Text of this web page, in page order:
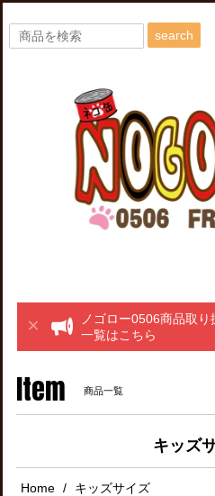
search
ノゴロー0506商品取
一覧はこちら
Item 商品一覧
キッズ
Home キッズサイズ